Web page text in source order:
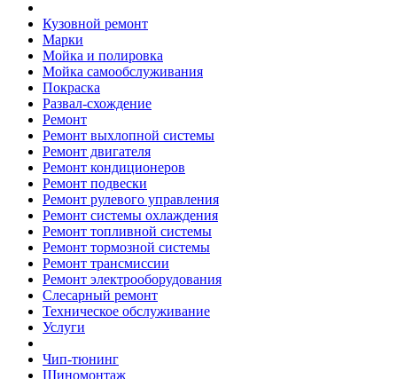
Кузовной ремонт
Марки
Мойка и полировка
Мойка самообслуживания
Покраска
Развал-схождение
Ремонт
Ремонт выхлопной системы
Ремонт двигателя
Ремонт кондиционеров
Ремонт подвески
Ремонт рулевого управления
Ремонт системы охлаждения
Ремонт топливной системы
Ремонт тормозной системы
Ремонт трансмиссии
Ремонт электрооборудования
Слесарный ремонт
Техническое обслуживание
Услуги
Чип-тюнинг
Шиномонтаж